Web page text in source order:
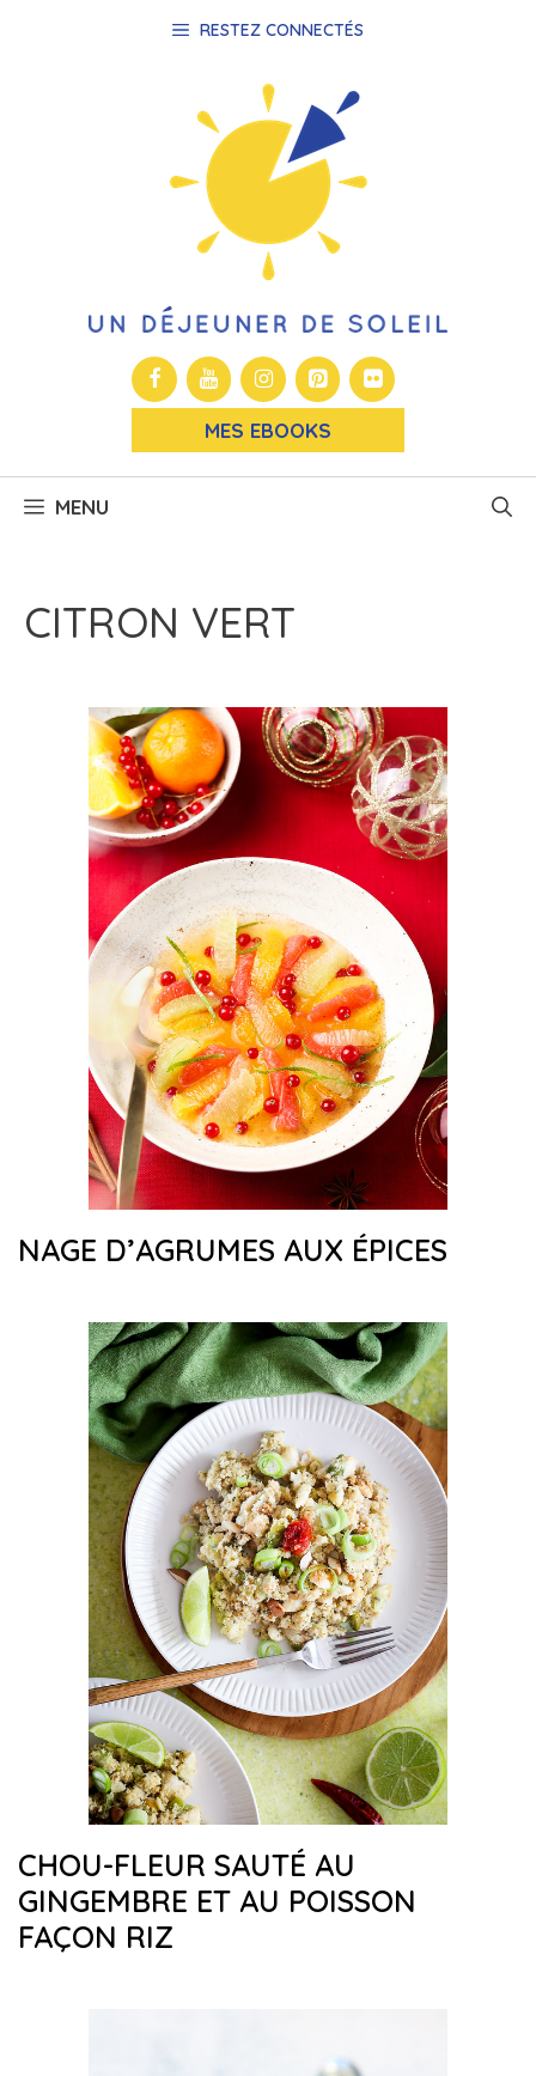
RESTEZ CONNECTÉS
MES EBOOKS
MENU
CITRON VERT
NAGE D’AGRUMES AUX ÉPICES
CHOU-FLEUR SAUTÉ AU
GINGEMBRE ET AU POISSON
FAÇON RIZ